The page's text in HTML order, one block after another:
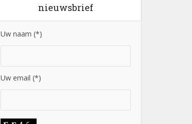
nieuwsbrief
Uw naam (*)
Uw email (*)